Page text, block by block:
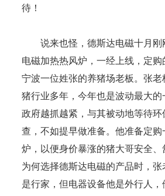
待！
说来也怪，德斯达电磁十月刚
电磁加热热风炉，一经上线，定
宁波一位姓张的养猪场老板。张
猪行业多年，今年也是波动最大的
政府越抓越紧，与其被动地等待环
查，不如提早做准备。他准备定
炉，以便身价暴涨的猪大哥安全、
为何选择德斯达电磁的产品时，
是行家，但电器设备他是外行人